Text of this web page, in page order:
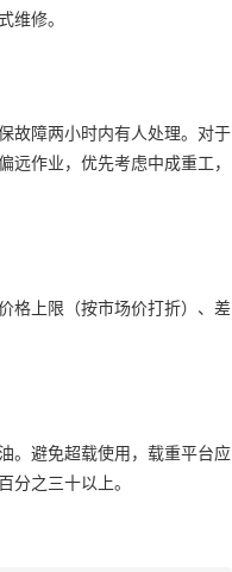
修。
故障两小时内有人处理。对于
作业，优先考虑中成重工，
格上限（按市场价打折）、差
。避免超载使用，载重平台应
之三十以上。